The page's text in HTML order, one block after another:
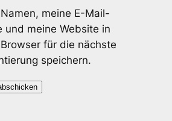
meine E-Mail-
und meine Website in
für die nächste
speichern.